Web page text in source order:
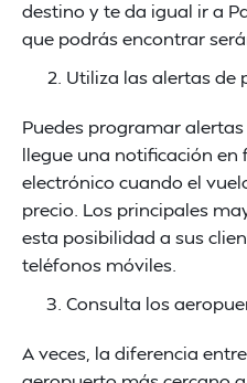
destino y te da igual ir a
que podrás encontrar
Utiliza las alertas de
Puedes programar
llegue una notificación en
electrónico cuando el
precio. Los principales
esta posibilidad a sus
teléfonos móviles.
Consulta los
A veces, la diferencia